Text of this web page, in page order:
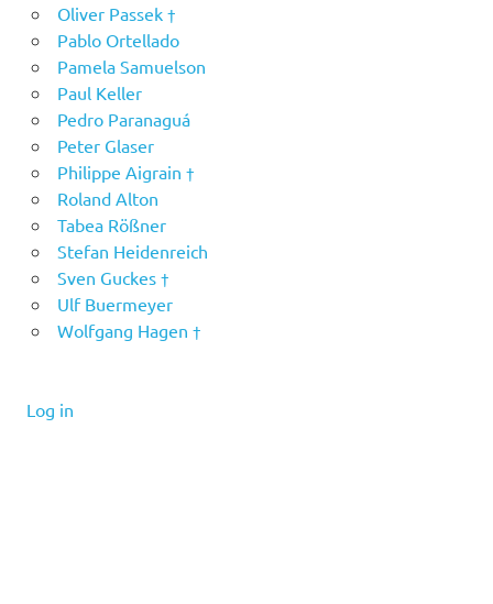
Oliver Passek †
Pablo Ortellado
Pamela Samuelson
Paul Keller
Pedro Paranaguá
Peter Glaser
Philippe Aigrain †
Roland Alton
Tabea Rößner
Stefan Heidenreich
Sven Guckes †
Ulf Buermeyer
Wolfgang Hagen †
Log in